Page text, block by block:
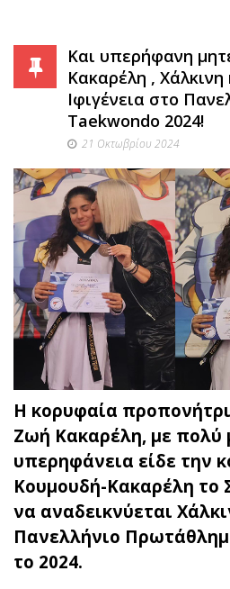
Και υπερήφανη
Κακαρέλη , Χάλκινη
Ιφιγένεια στο
Taekwondo 2024!
21 Οκτωβρίου 2024
Η κορυφαία
Ζωή Κακαρέλη, με πολύ
υπερηφάνεια είδε την
Κουμουδή-Κακαρέλη το
να αναδεικνύεται
Πανελλήνιο
το 2024.